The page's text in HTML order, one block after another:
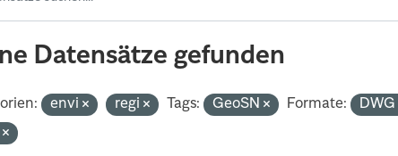
Datensätze gefunden
envi regi Tags: GeoSN Formate: